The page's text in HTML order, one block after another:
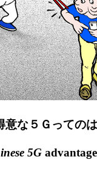
な５Ｇっての
5G